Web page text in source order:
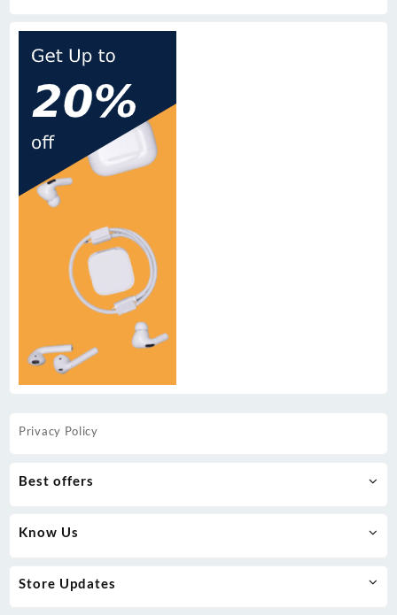
Privacy Policy
Best offers
Know Us
Store Updates